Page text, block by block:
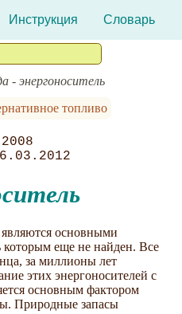
Инструкция Словарь
- энергоноситель
топливо
основными
которым еще не найден. Все
за миллионы лет
этих энергоносителей с
основным фактором
Природные запасы